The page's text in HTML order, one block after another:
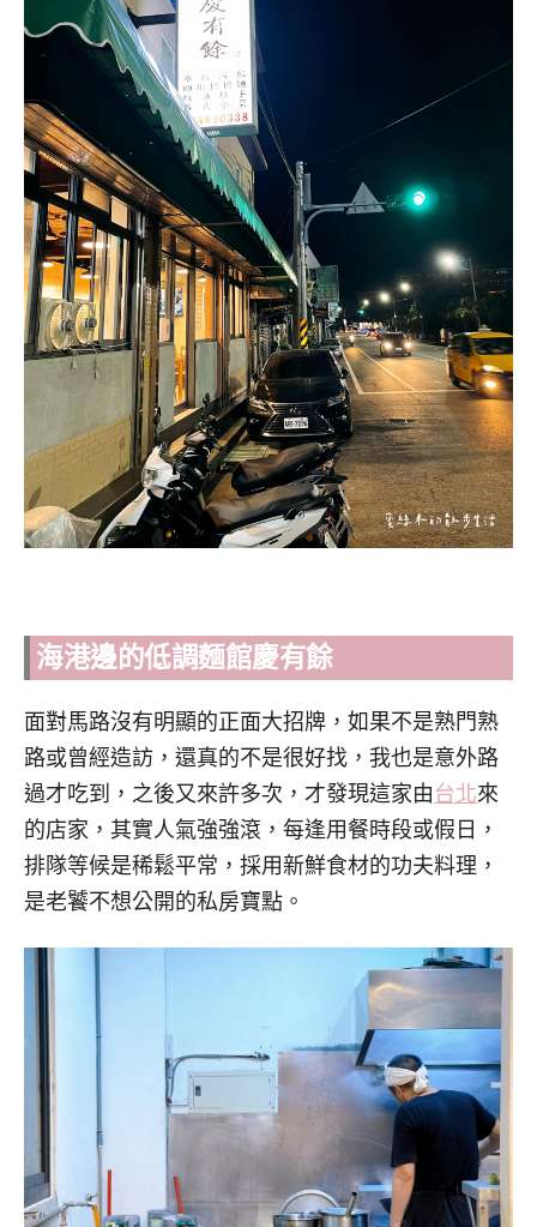
海港邊的低調麵館慶有餘
面對馬路沒有明顯的正面大招牌，如果不是熟門熟
路或曾經造訪，還真的不是很好找，我也是意外路
過才吃到，之後又來許多次，才發現這家由 台北來
的店家，其實人氣強強滾，每逢用餐時段或假日，
排隊等候是稀鬆平常，採用新鮮食材的功夫料理，
是老饕不想公開的私房寶點。